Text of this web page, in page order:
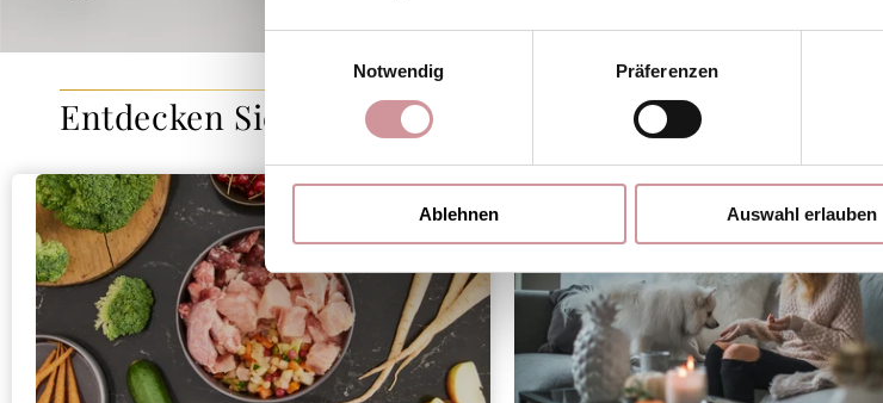
Notwendig
Präferenzen
Ablehnen Auswahl erlauben
Entdecken Sie unsere Tools für Händler